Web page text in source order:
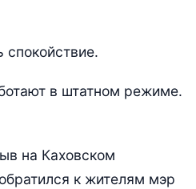
в штатном режиме.
на Каховском
к жителям мэр